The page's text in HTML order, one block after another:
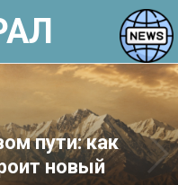
пути: как
новый